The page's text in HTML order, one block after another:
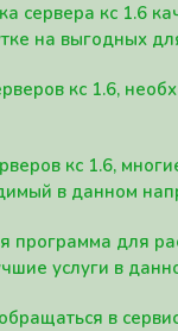
сервера кс 1.6
на выгодных
кс 1.6,
кс 1.6,
в данном
для
услуги в
в